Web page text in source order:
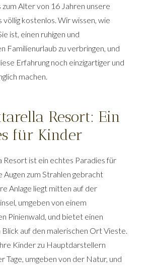
zum Alter von 16 Jahren unsere
völlig kostenlos. Wir wissen, wie
ist, einen ruhigen und
Familienurlaub zu verbringen, und
Erfahrung noch einzigartiger und
machen.
Resort: Ein
für Kinder
Resort ist ein echtes Paradies für
Augen zum Strahlen gebracht
Anlage liegt mitten auf der
umgeben von einem
Pinienwald, und bietet einen
auf den malerischen Ort Vieste.
Kinder zu Hauptdarstellern
Tage, umgeben von der Natur, und